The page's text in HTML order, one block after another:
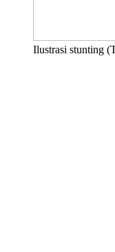
Ilustrasi stunting